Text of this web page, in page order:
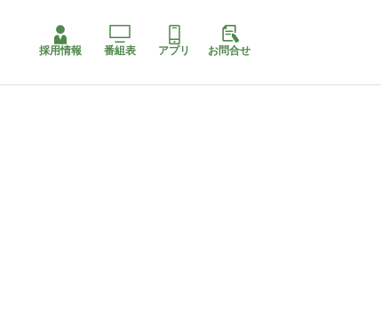
採用情報 番組表 アプリ お問合せ